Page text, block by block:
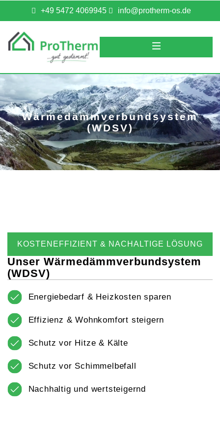
+49 5472 4069945 info@protherm-os.de
Wärmedämmverbundsystem
(WDSV)
KOSTENEFFIZIENT & NACHALTIGE LÖSUNG
Unser Wärmedämmverbundsystem
(WDSV)
Energiebedarf & Heizkosten sparen
Effizienz & Wohnkomfort steigern
Schutz vor Hitze & Kälte
Schutz vor Schimmelbefall
Nachhaltig und wertsteigernd